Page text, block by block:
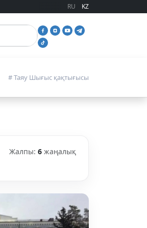
RU KZ
# Таяу Шығыс қақтығысы
Жалпы: 6 жаңалық